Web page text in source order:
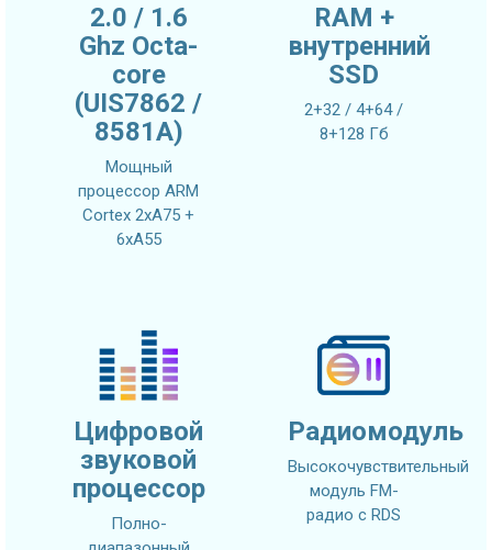
2.0 / 1.6
Ghz Octa-
core
(UIS7862 /
8581A)
Мощный
процессор ARM
Cortex 2xA75 +
6xA55
RAM +
внутренний
SSD
2+32 / 4+64 /
8+128 Гб
Цифровой
звуковой
процессор
Полно-
Радиомодуль
Высокочувствительный
модуль FM-
радио с RDS